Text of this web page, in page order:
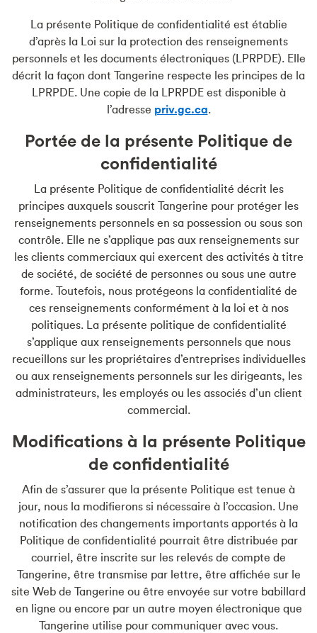
La présente Politique de confidentialité est établie
d’après la Loi sur la protection des renseignements
personnels et les documents électroniques (LPRPDE). Elle
décrit la façon dont Tangerine respecte les principes de la
LPRPDE. Une copie de la LPRPDE est disponible à
l’adresse priv.gc.ca.
Portée de la présente Politique de
confidentialité
La présente Politique de confidentialité décrit les
principes auxquels souscrit Tangerine pour protéger les
renseignements personnels en sa possession ou sous son
contrôle. Elle ne s’applique pas aux renseignements sur
les clients commerciaux qui exercent des activités à titre
de société, de société de personnes ou sous une autre
forme. Toutefois, nous protégeons la confidentialité de
ces renseignements conformément à la loi et à nos
politiques. La présente politique de confidentialité
s’applique aux renseignements personnels que nous
recueillons sur les propriétaires d’entreprises individuelles
ou aux renseignements personnels sur les dirigeants, les
administrateurs, les employés ou les associés d’un client
commercial.
Modifications à la présente Politique
de confidentialité
Afin de s’assurer que la présente Politique est tenue à
jour, nous la modifierons si nécessaire à l’occasion. Une
notification des changements importants apportés à la
Politique de confidentialité pourrait être distribuée par
courriel, être inscrite sur les relevés de compte de
Tangerine, être transmise par lettre, être affichée sur le
site Web de Tangerine ou être envoyée sur votre babillard
en ligne ou encore par un autre moyen électronique que
Tangerine utilise pour communiquer avec vous.